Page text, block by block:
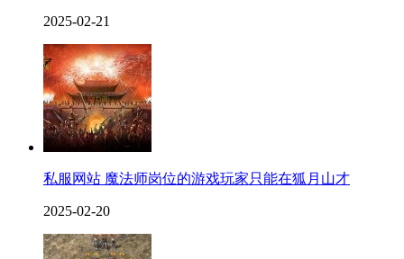
2025-02-21
私服网站 魔法师岗位的游戏玩家只能在狐月山才
2025-02-20